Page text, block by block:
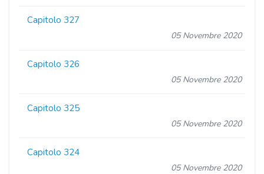
Capitolo 327
05 Novembre 2020
Capitolo 326
05 Novembre 2020
Capitolo 325
05 Novembre 2020
Capitolo 324
05 Novembre 2020